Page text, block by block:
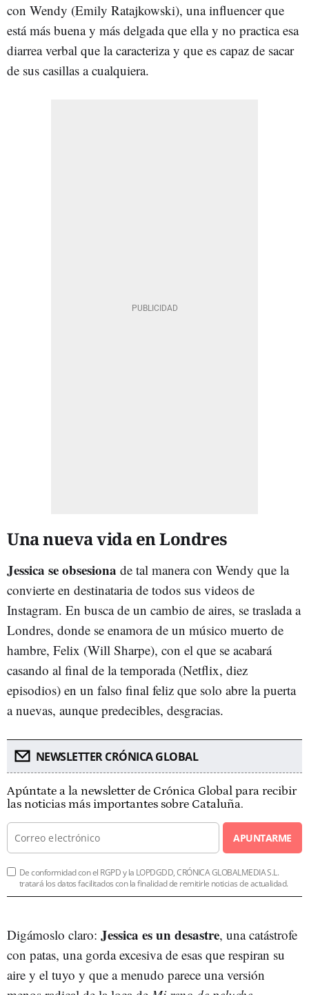
con Wendy (Emily Ratajkowski), una influencer que
está más buena y más delgada que ella y no practica esa
diarrea verbal que la caracteriza y que es capaz de sacar
de sus casillas a cualquiera.
Una nueva vida en Londres
Jessica se obsesiona de tal manera con Wendy que la
convierte en destinataria de todos sus videos de
Instagram. En busca de un cambio de aires, se traslada a
Londres, donde se enamora de un músico muerto de
hambre, Felix (Will Sharpe), con el que se acabará
casando al final de la temporada (Netflix, diez
episodios) en un falso final feliz que solo abre la puerta
a nuevas, aunque predecibles, desgracias.
NEWSLETTER CRÓNICA GLOBAL
Apúntate a la newsletter de Crónica Global para recibir
las noticias más importantes sobre Cataluña.
APUNTARME
De conformidad con el RGPD y la LOPDGDD, CRÓNICA GLOBALMEDIA S.L.
tratará los datos facilitados con la finalidad de remitirle noticias de actualidad.
Digámoslo claro: Jessica es un desastre, una catástrofe
con patas, una gorda excesiva de esas que respiran su
aire y el tuyo y que a menudo parece una versión